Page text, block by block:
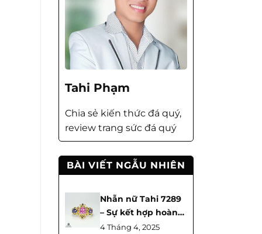
Tahi Phạm
Chia sẻ kiến thức đá quý,
review trang sức đá quý
BÀI VIẾT NGẪU NHIÊN
Nhẫn nữ Tahi 7289
– Sự kết hợp hoàn
hảo giữa tinh tế và
4 Tháng 4, 2025